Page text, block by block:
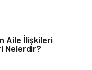
Aile İlişkileri
Nelerdir?